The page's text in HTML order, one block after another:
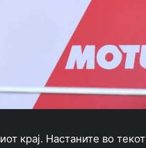
крај. Настаните во текот